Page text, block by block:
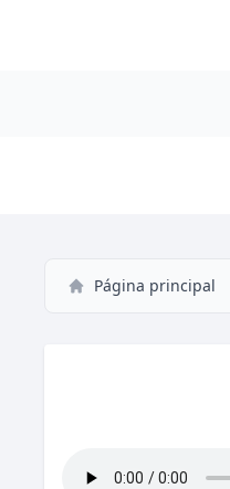
Página principal